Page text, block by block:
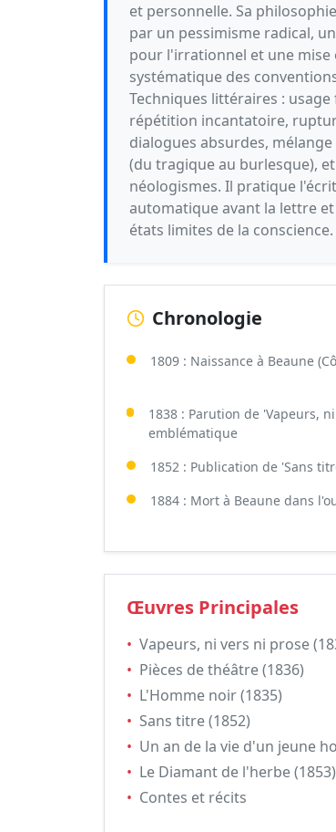
et personnelle. Sa
par un pessimisme radical,
pour l'irrationnel et une mise
systématique des
Techniques littéraires :
répétition incantatoire,
dialogues absurdes,
(du tragique au burlesque),
néologismes. Il pratique
automatique avant la lettre
états limites de la conscience.
Chronologie
1809 : Naissance à Beaune
1838 : Parution de 'Vapeurs,
emblématique
1852 : Publication de 'Sans
1884 : Mort à Beaune dans
Œuvres Principales
• Vapeurs, ni vers ni prose
• Pièces de théâtre (1836)
• L'Homme noir (1835)
• Sans titre (1852)
• Un an de la vie d'un jeune
• Le Diamant de l'herbe (1853)
• Contes et récits